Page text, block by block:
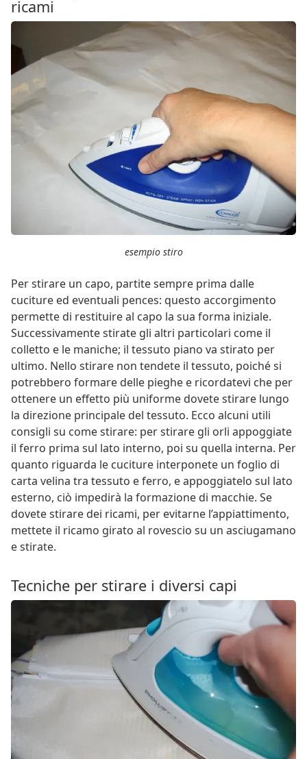
ricami
esempio stiro
Per stirare un capo, partite sempre prima dalle
cuciture ed eventuali pences: questo accorgimento
permette di restituire al capo la sua forma iniziale.
Successivamente stirate gli altri particolari come il
colletto e le maniche; il tessuto piano va stirato per
ultimo. Nello stirare non tendete il tessuto, poiché si
potrebbero formare delle pieghe e ricordatevi che per
ottenere un effetto più uniforme dovete stirare lungo
la direzione principale del tessuto. Ecco alcuni utili
consigli su come stirare: per stirare gli orli appoggiate
il ferro prima sul lato interno, poi su quella interna. Per
quanto riguarda le cuciture interponete un foglio di
carta velina tra tessuto e ferro, e appoggiatelo sul lato
esterno, ciò impedirà la formazione di macchie. Se
dovete stirare dei ricami, per evitarne l’appiattimento,
mettete il ricamo girato al rovescio su un asciugamano
e stirate.
Tecniche per stirare i diversi capi